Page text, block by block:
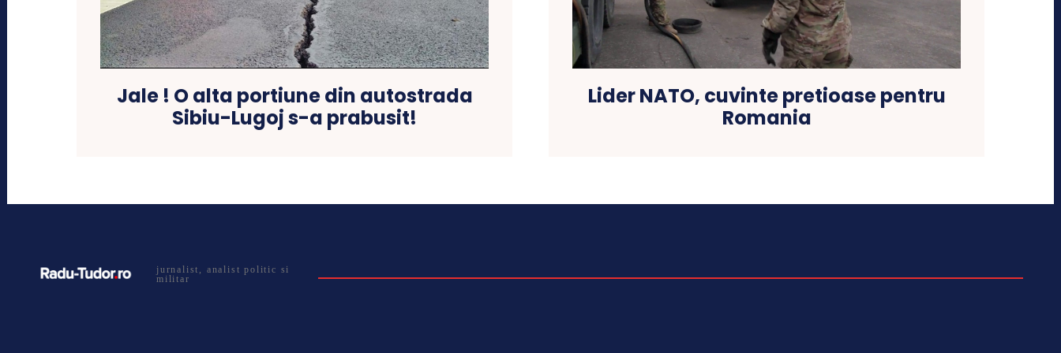
Jale ! O alta portiune din autostrada
Sibiu-Lugoj s-a prabusit!
Lider NATO, cuvinte pretioase pentru
Romania
jurnalist, analist politic si
militar